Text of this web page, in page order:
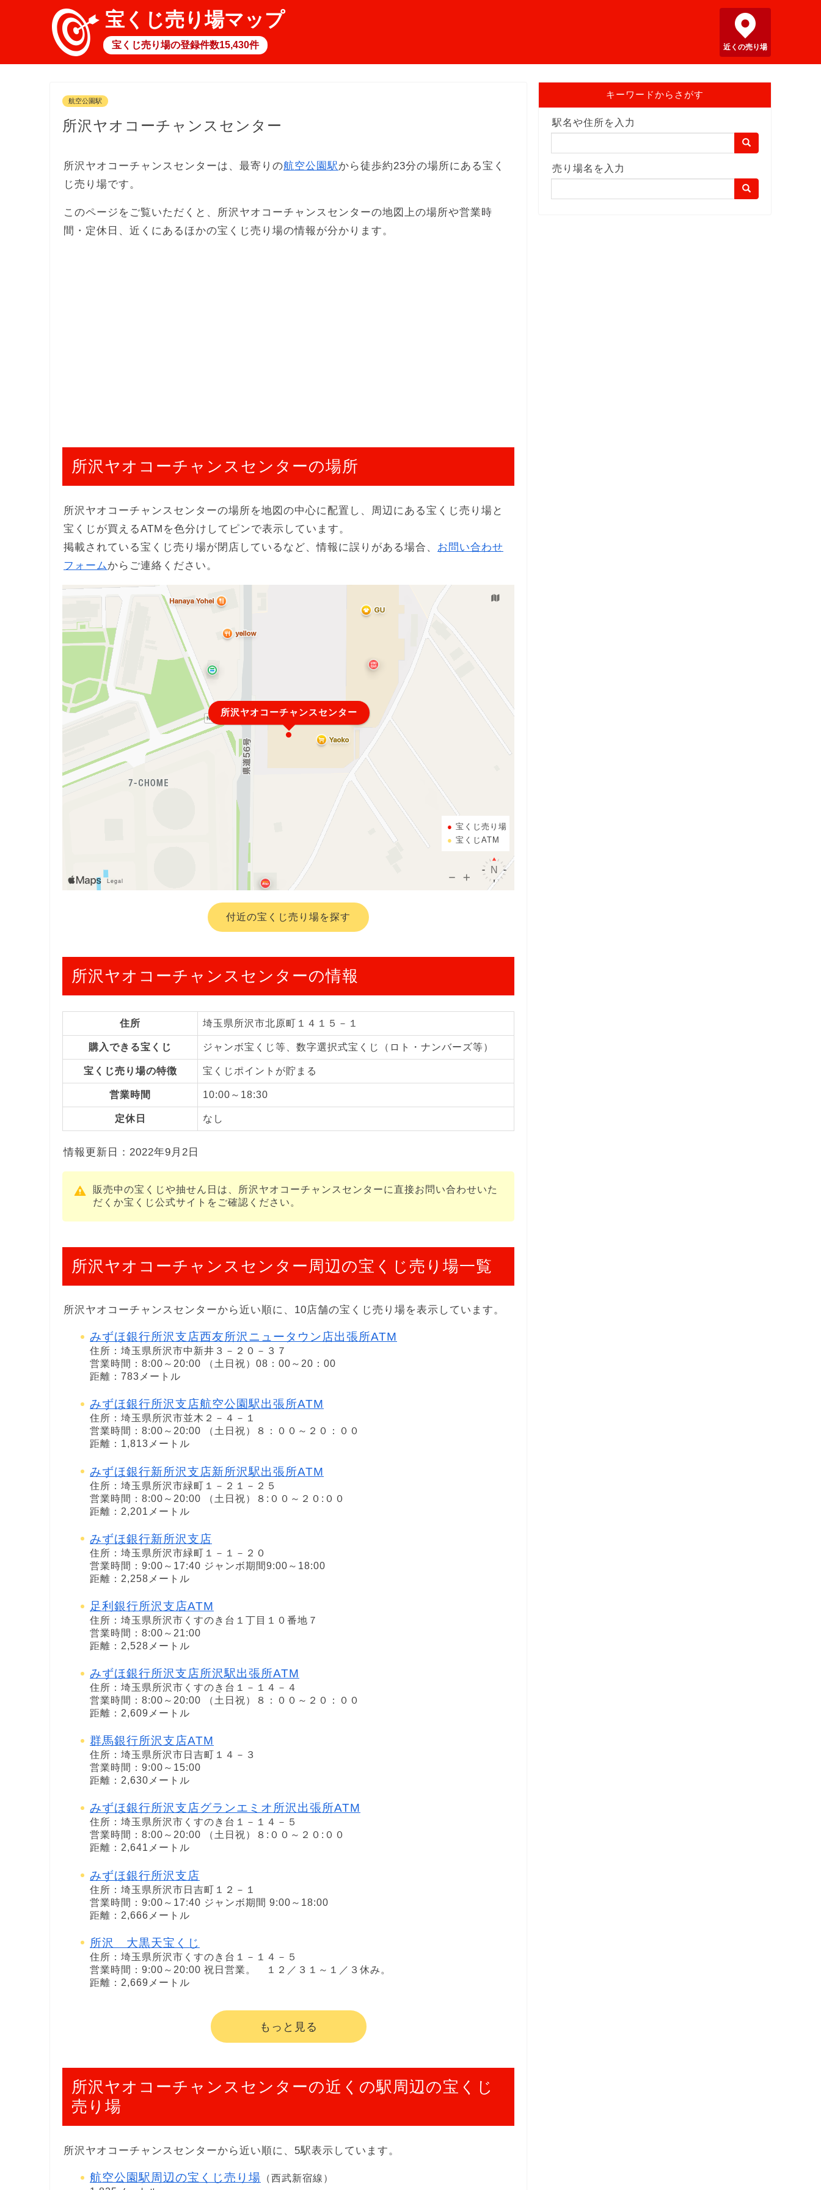
宝くじ売り場マップ
宝くじ売り場の登録件数15,430件 近くの売り場
航空公園駅
所沢ヤオコーチャンスセンター
所沢ヤオコーチャンスセンターは、最寄りの航空公園駅から徒歩約23分の場所にある宝く
じ売り場です。
このページをご覧いただくと、所沢ヤオコーチャンスセンターの地図上の場所や営業時
間・定休日、近くにあるほかの宝くじ売り場の情報が分かります。
所沢ヤオコーチャンスセンターの場所
所沢ヤオコーチャンスセンターの場所を地図の中心に配置し、周辺にある宝くじ売り場と
宝くじが買えるATMを色分けしてピンで表示しています。
掲載されている宝くじ売り場が閉店しているなど、情報に誤りがある場合、 お問い合わせ
フォーム からご連絡ください。
所沢ヤオコーチャンスセンター
宝くじ売り場
宝くじATM
付近の宝くじ売り場を探す
所沢ヤオコーチャンスセンターの情報
住所 埼玉県所沢市北原町１４１５－１
購入できる宝くじ ジャンボ宝くじ等、数字選択式宝くじ（ロト・ナンバーズ等）
宝くじ売り場の特徴 宝くじポイントが貯まる
営業時間 10:00～18:30
定休日 なし
情報更新日：2022年9月2日
販売中の宝くじや抽せん日は、所沢ヤオコーチャンスセンターに直接お問い合わせいた
だくか宝くじ公式サイトをご確認ください。
所沢ヤオコーチャンスセンター周辺の宝くじ売り場一覧
所沢ヤオコーチャンスセンターから近い順に、10店舗の宝くじ売り場を表示しています。
みずほ銀行所沢支店西友所沢ニュータウン店出張所ATM
住所：埼玉県所沢市中新井３－２０－３７
営業時間：8:00～20:00 （土日祝）08：00～20：00
距離：783メートル
みずほ銀行所沢支店航空公園駅出張所ATM
住所：埼玉県所沢市並木２－４－１
営業時間：8:00～20:00 （土日祝）８：００～２０：００
距離：1,813メートル
みずほ銀行新所沢支店新所沢駅出張所ATM
住所：埼玉県所沢市緑町１－２１－２５
営業時間：8:00～20:00 （土日祝）８:００～２０:００
距離：2,201メートル
みずほ銀行新所沢支店
住所：埼玉県所沢市緑町１－１－２０
営業時間：9:00～17:40 ジャンボ期間9:00～18:00
距離：2,258メートル
足利銀行所沢支店ATM
住所：埼玉県所沢市くすのき台１丁目１０番地７
営業時間：8:00～21:00
距離：2,528メートル
みずほ銀行所沢支店所沢駅出張所ATM
住所：埼玉県所沢市くすのき台１－１４－４
営業時間：8:00～20:00 （土日祝）８：００～２０：００
距離：2,609メートル
群馬銀行所沢支店ATM
住所：埼玉県所沢市日吉町１４－３
営業時間：9:00～15:00
距離：2,630メートル
みずほ銀行所沢支店グランエミオ所沢出張所ATM
住所：埼玉県所沢市くすのき台１－１４－５
営業時間：8:00～20:00 （土日祝）８:００～２０:００
距離：2,641メートル
みずほ銀行所沢支店
住所：埼玉県所沢市日吉町１２－１
営業時間：9:00～17:40 ジャンボ期間 9:00～18:00
距離：2,666メートル
所沢 大黒天宝くじ
住所：埼玉県所沢市くすのき台１－１４－５
営業時間：9:00～20:00 祝日営業。 １２／３１～１／３休み。
距離：2,669メートル
もっと見る
所沢ヤオコーチャンスセンターの近くの駅周辺の宝くじ
売り場
所沢ヤオコーチャンスセンターから近い順に、5駅表示しています。
航空公園駅周辺の宝くじ売り場 （西武新宿線）
キーワードからさがす
駅名や住所を入力
売り場名を入力